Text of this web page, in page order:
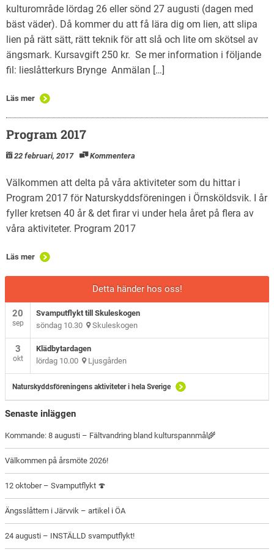
kulturområde lördag 26 eller sönd 27 augusti (dagen med
bäst väder). Då kommer du att få lära dig om lien, att slipa
lien på rätt sätt, rätt teknik för att slå och lite om skötsel av
ängsmark. Kursavgift 250 kr. Se mer information i följande
fil: lieslåtterkurs Brynge Anmälan […]
Läs mer
Program 2017
22 februari, 2017 Kommentera
Välkommen att delta på våra aktiviteter som du hittar i
Program 2017 för Naturskyddsföreningen i Örnsköldsvik. I år
fyller kretsen 40 år & det firar vi under hela året på flera av
våra aktiviteter. Program 2017
Läs mer
Detta händer hos oss!
20
sep
Svamputflykt till Skuleskogen
söndag 10.30 Skuleskogen
3
okt
Klädbytardagen
lördag 10.00 Ljusgården
Naturskyddsföreningens aktiviteter i hela Sverige
Senaste inläggen
Kommande: 8 augusti – Fältvandring bland kulturspannmål🌾
Välkommen på årsmöte 2026!
12 oktober – Svamputflykt 🍄
Ängsslåttern i Järvvik – artikel i ÖA
24 augusti – INSTÄLLD svamputflykt!